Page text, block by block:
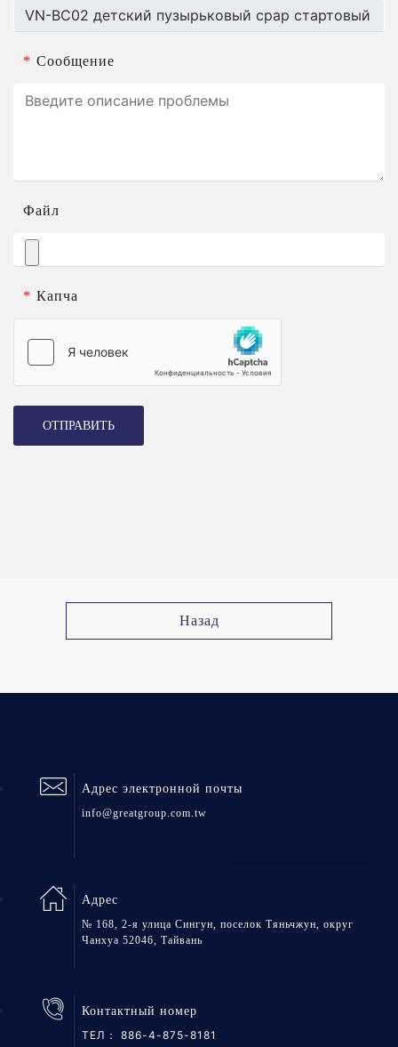
* Сообщение
Файл
* Капча
ОТПРАВИТЬ
Назад
Адрес электронной почты
info@greatgroup.com.tw
Адрес
№ 168, 2-я улица Сингун, поселок Тяньчжун, округ
Чанхуа 52046, Тайвань
Контактный номер
ТЕЛ： 886-4-875-8181